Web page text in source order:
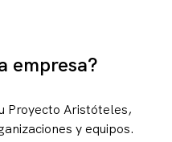
empresa?
Proyecto Aristóteles,
y equipos.